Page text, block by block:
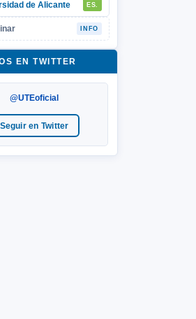
de Alicante ES.
INFO
EN TWITTER
@UTEoficial
Seguir en Twitter